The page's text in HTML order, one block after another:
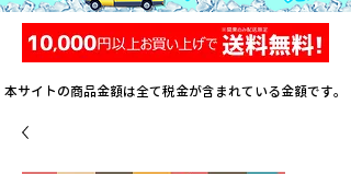
本サイトの商品金額は全て税金が含まれている金額です。